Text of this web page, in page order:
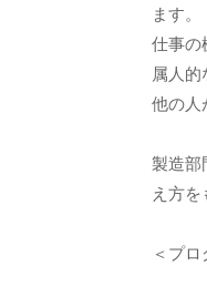
ます。
仕事の
属人
他の人
製造部
え方を
＜プロ